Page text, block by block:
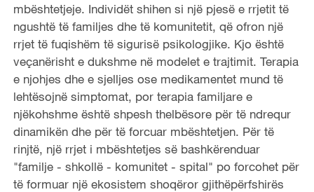
mbështetjeje. Individët shihen si një pjesë e rrjetit të
ngushtë të familjes dhe të komunitetit, që ofron një
rrjet të fuqishëm të sigurisë psikologjike. Kjo është
veçanërisht e dukshme në modelet e trajtimit. Terapia
e njohjes dhe e sjelljes ose medikamentet mund të
lehtësojnë simptomat, por terapia familjare e
njëkohshme është shpesh thelbësore për të ndrequr
dinamikën dhe për të forcuar mbështetjen. Për të
rinjtë, një rrjet i mbështetjes së bashkërenduar
"familje - shkollë - komunitet - spital" po forcohet për
të formuar një ekosistem shoqëror gjithëpërfshirës